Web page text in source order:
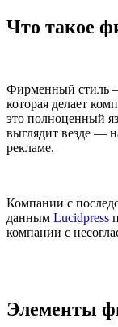
Что такое
Фирменный стиль
которая делает
это полноценный
выглядит везде —
рекламе.
Компании с
данным Lucidpress
компании с
Элементы